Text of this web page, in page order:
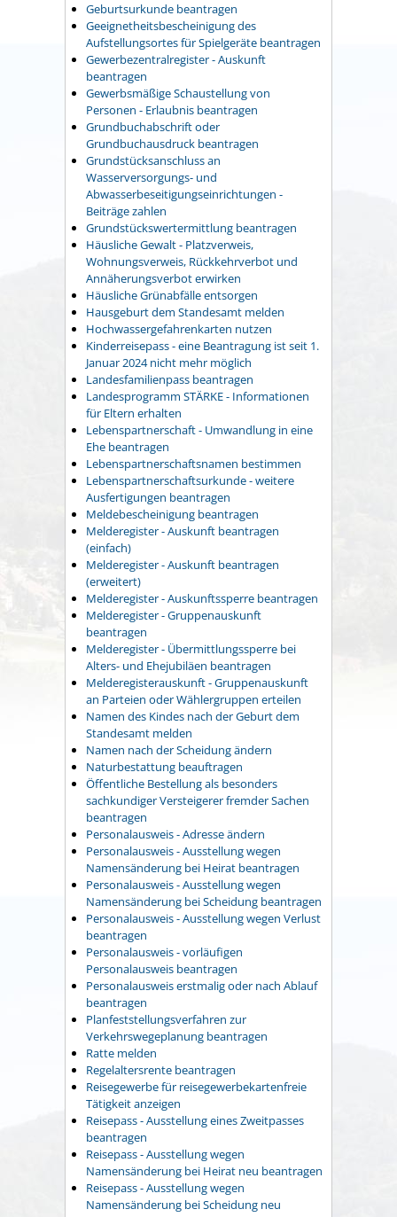
Geburtsurkunde beantragen
Geeignetheitsbescheinigung des
Aufstellungsortes für Spielgeräte beantragen
Gewerbezentralregister - Auskunft
beantragen
Gewerbsmäßige Schaustellung von
Personen - Erlaubnis beantragen
Grundbuchabschrift oder
Grundbuchausdruck beantragen
Grundstücksanschluss an
Wasserversorgungs- und
Abwasserbeseitigungseinrichtungen -
Beiträge zahlen
Grundstückswertermittlung beantragen
Häusliche Gewalt - Platzverweis,
Wohnungsverweis, Rückkehrverbot und
Annäherungsverbot erwirken
Häusliche Grünabfälle entsorgen
Hausgeburt dem Standesamt melden
Hochwassergefahrenkarten nutzen
Kinderreisepass - eine Beantragung ist seit 1.
Januar 2024 nicht mehr möglich
Landesfamilienpass beantragen
Landesprogramm STÄRKE - Informationen
für Eltern erhalten
Lebenspartnerschaft - Umwandlung in eine
Ehe beantragen
Lebenspartnerschaftsnamen bestimmen
Lebenspartnerschaftsurkunde - weitere
Ausfertigungen beantragen
Meldebescheinigung beantragen
Melderegister - Auskunft beantragen
(einfach)
Melderegister - Auskunft beantragen
(erweitert)
Melderegister - Auskunftssperre beantragen
Melderegister - Gruppenauskunft
beantragen
Melderegister - Übermittlungssperre bei
Alters- und Ehejubiläen beantragen
Melderegisterauskunft - Gruppenauskunft
an Parteien oder Wählergruppen erteilen
Namen des Kindes nach der Geburt dem
Standesamt melden
Namen nach der Scheidung ändern
Naturbestattung beauftragen
Öffentliche Bestellung als besonders
sachkundiger Versteigerer fremder Sachen
beantragen
Personalausweis - Adresse ändern
Personalausweis - Ausstellung wegen
Namensänderung bei Heirat beantragen
Personalausweis - Ausstellung wegen
Namensänderung bei Scheidung beantragen
Personalausweis - Ausstellung wegen Verlust
beantragen
Personalausweis - vorläufigen
Personalausweis beantragen
Personalausweis erstmalig oder nach Ablauf
beantragen
Planfeststellungsverfahren zur
Verkehrswegeplanung beantragen
Ratte melden
Regelaltersrente beantragen
Reisegewerbe für reisegewerbekartenfreie
Tätigkeit anzeigen
Reisepass - Ausstellung eines Zweitpasses
beantragen
Reisepass - Ausstellung wegen
Namensänderung bei Heirat neu beantragen
Reisepass - Ausstellung wegen
Namensänderung bei Scheidung neu